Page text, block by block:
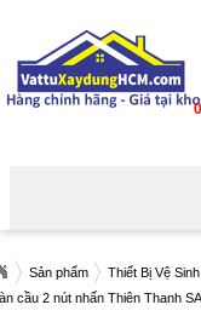
Sản phẩm Thiết Bị Vệ Sinh
cầu 2 nút nhấn Thiên Thanh